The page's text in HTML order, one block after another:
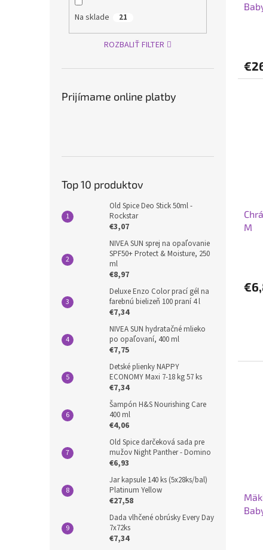
Na sklade 21
ROZBALIŤ FILTER
Prijímame online platby
Top 10 produktov
Old Spice Deo Stick 50ml -
Rockstar
€3,07
NIVEA SUN sprej na opaľovanie
SPF50+ Protect & Moisture, 250
ml
€8,97
Deluxe Enzo Color prací gél na
farebnú bielizeň 100 praní 4 l
€7,34
NIVEA SUN hydratačné mlieko
po opaľovaní, 400 ml
€7,75
Detské plienky NAPPY
ECONOMY Maxi 7-18 kg 57 ks
€7,34
Šampón H&S Nourishing Care
400 ml
€4,06
Old Spice darčeková sada pre
mužov Night Panther - Domino
€6,93
Jar kapsule 140 ks (5x28ks/bal)
Platinum Yellow
€27,58
Dada vlhčené obrúsky Every Day
7x72ks
€7,34
M